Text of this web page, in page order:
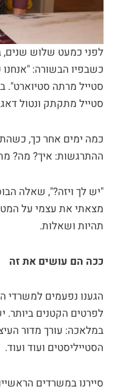
לפני כמעט שלוש שנים,
סטייל מרתה סטיוארט".
סטייל מתקתק ונטול
ההתרגשות: איך? מה?
"יש לך ויזה?", שאלה
תהיות ושאלות.
ככה הם עושים את זה
הגענו נפעמים למשרדי
לפרטים הקטנים ביותר.
במלאכה: עורך מדור
הסטייליסטים ועוד ועוד.
סיירנו במשרדים